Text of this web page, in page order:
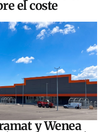
el coste
y Wenea